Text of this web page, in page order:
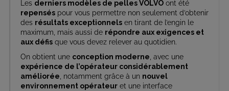
Les derniers modèles de pelles VOLVO ont été
repensés pour vous permettre non seulement d’obtenir
des résultats exceptionnels en tirant de l’engin le
maximum, mais aussi de répondre aux exigences et
aux défis que vous devez relever au quotidien.
On obtient une conception moderne, avec une
expérience de l’opérateur considérablement
améliorée, notamment grâce à un nouvel
environnement opérateur et une interface